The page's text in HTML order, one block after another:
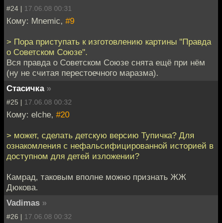
#24 | 17.06.08 00:31
Кому: Mnemic, #9
> Пора приступать к изготовлению картины "Правда
о Советском Союзе".
Вся правда о Советском Союзе снята ещё при нём
(ну не считая перестоечного маразма).
Стасичка »
#25 | 17.06.08 00:32
Кому: elche, #20
> может, сделать детскую версию Тупичка? Для
ознакомления с нефальсифицированной историей в
доступном для детей изложении?
Камрад, таковым вполне можно признать ЖЖ
Дюкова.
Vadimas »
#26 | 17.06.08 00:32